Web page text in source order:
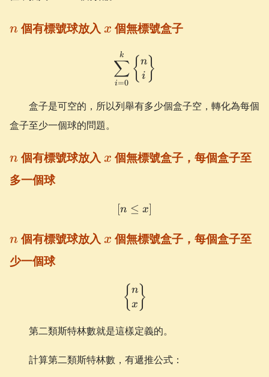
n
n 個有標號球放入 x
x 個無標號盒子
\sum_{i=0}^{k}
i=0
∑
k { n
i}
盒子是可空的，所以列舉有多少個盒子空，轉化為每個
盒子至少一個球的問題。
n
n 個有標號球放入 x
x 個無標號盒子，每個盒子至
多一個球
[n \le x]
[n ≤ x]
n
n 個有標號球放入 x
x 個無標號盒子，每個盒子至
少一個球
\begin{Bmatrix} n \\ x
{ n
x}
第二類斯特林數就是這樣定義的。
計算第二類斯特林數，有遞推公式：